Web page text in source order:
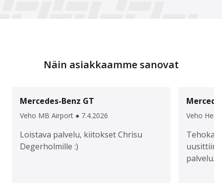
Näin asiakkaamme sanovat
Mercedes-Benz GT
Veho MB Airport ● 7.4.2026
Loistava palvelu, kiitokset Chrisu
Degerholmille :)
Veho
Tehokas
uusittiin
palvelu.